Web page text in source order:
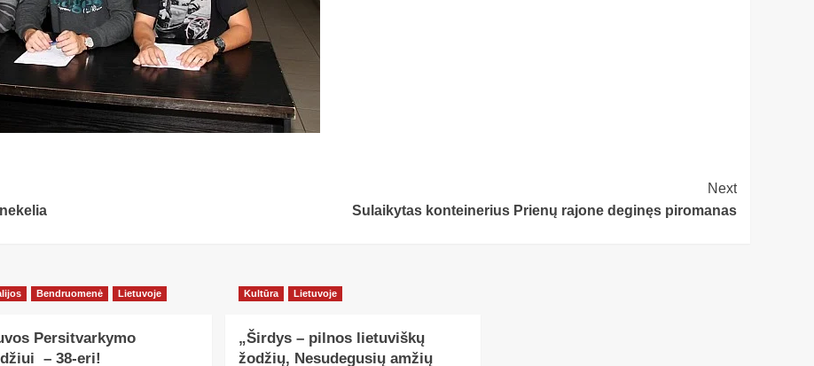
Next
Sulaikytas konteinerius Prienų rajone deginęs piromanas
Bendruomenė Lietuvoje
Persitvarkymo
– 38-eri!
Kultūra Lietuvoje
„Širdys – pilnos lietuviškų
žodžių, Nesudegusių amžių